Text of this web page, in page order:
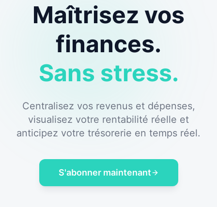
Maîtrisez vos
finances.
Sans stress.
Centralisez vos revenus et dépenses,
visualisez votre rentabilité réelle et
anticipez votre trésorerie en temps réel.
S'abonner maintenant